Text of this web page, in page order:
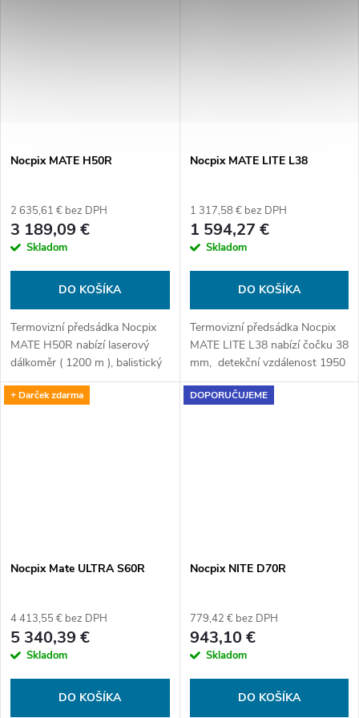
Nocpix MATE H50R
2 635,61 € bez DPH
3 189,09 €
Skladom
DO KOŠÍKA
Termovizní předsádka Nocpix
MATE H50R nabízí laserový
dálkoměr ( 1200 m ), balistický
kalkulátor, detekční vzdálenost
2600 m, čočku 50 mm, rozlišení
Nocpix MATE LITE L38
1 317,58 € bez DPH
1 594,27 €
Skladom
DO KOŠÍKA
Termovizní předsádka Nocpix
MATE LITE L38 nabízí čočku 38
mm, detekční vzdálenost 1950
m, rozlišení 384x288 px ( 12μm
), obnovovací frekvenci 60 Hz a
+ Darček zdarma
Nocpix Mate ULTRA S60R
4 413,55 € bez DPH
5 340,39 €
Skladom
DO KOŠÍKA
DOPORUČUJEME
Nocpix NITE D70R
779,42 € bez DPH
943,10 €
Skladom
DO KOŠÍKA